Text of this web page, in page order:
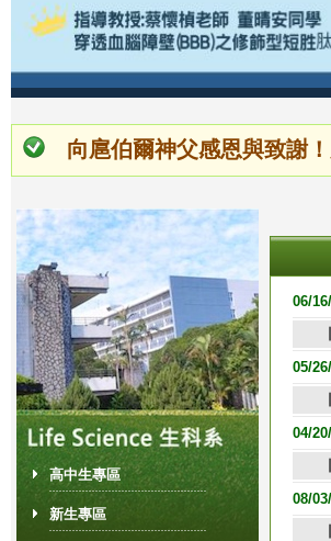
頁
面
向扈伯爾神父感恩與致謝
高中生專區
新生專區
06/
05/
04/
08/